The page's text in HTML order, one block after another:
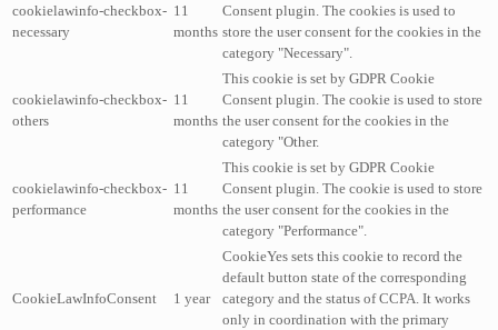
cookielawinfo-checkbox-
necessary
11
months
Consent plugin. The cookies is used to
store the user consent for the cookies in the
category "Necessary".
cookielawinfo-checkbox-
others
11
months
This cookie is set by GDPR Cookie
Consent plugin. The cookie is used to store
the user consent for the cookies in the
category "Other.
cookielawinfo-checkbox-
performance
11
months
This cookie is set by GDPR Cookie
Consent plugin. The cookie is used to store
the user consent for the cookies in the
category "Performance".
CookieLawInfoConsent 1 year
CookieYes sets this cookie to record the
default button state of the corresponding
category and the status of CCPA. It works
only in coordination with the primary